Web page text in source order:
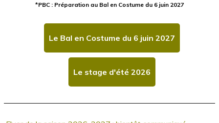
*PBC : Préparation au Bal en Costume du 6 juin 2027
Le Bal en Costume du 6 juin 2027
Le stage d'été 2026